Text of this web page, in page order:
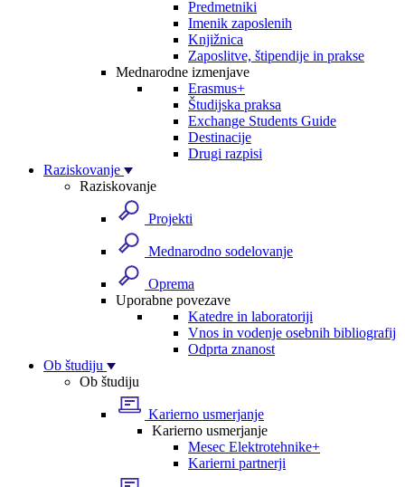
Predmetniki
Imenik zaposlenih
Knjižnica
Zaposlitve, štipendije in prakse
Mednarodne izmenjave
Erasmus+
Študijska praksa
Exchange Students Guide
Destinacije
Drugi razpisi
Raziskovanje
Raziskovanje
Projekti
Mednarodno sodelovanje
Oprema
Uporabne povezave
Katedre in laboratoriji
Vnos in vodenje osebnih bibliografij
Odprta znanost
Ob študiju
Ob študiju
Karierno usmerjanje
Karierno usmerjanje
Mesec Elektrotehnike+
Karierni partnerji